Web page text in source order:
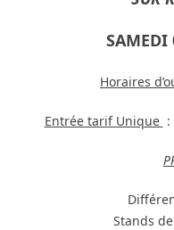
SAMEDI
Horaires
Entrée tarif Unique :
Stands